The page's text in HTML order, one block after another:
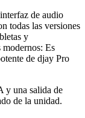
de audio
todas las versiones
y
Es
de djay Pro
y una salida de
de la unidad.